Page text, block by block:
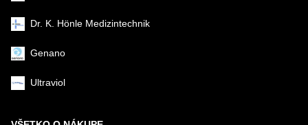
Dr. K. Hönle Medizintechnik
Genano
Ultraviol